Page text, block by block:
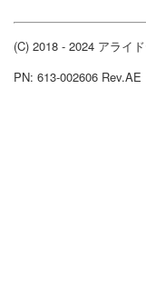
(C) 2018 - 2024 アライ
PN: 613-002606 Rev.AE